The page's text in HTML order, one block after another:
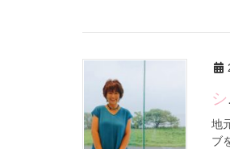
地
ブ